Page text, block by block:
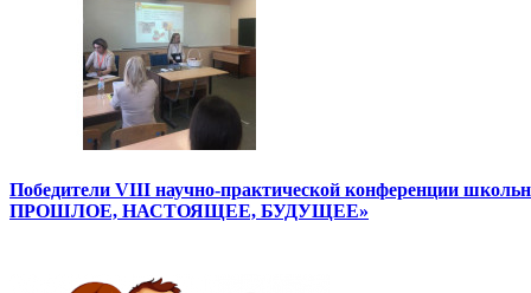
Победители VIII научно-практической конференции
ПРОШЛОЕ, НАСТОЯЩЕЕ, БУДУЩЕЕ»